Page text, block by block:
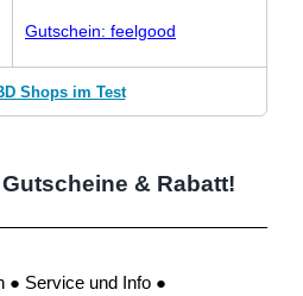
Gutschein: feelgood
Shops im Test
& Rabatt!
● Service und Info ●